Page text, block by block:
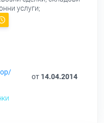
услуги;
от 14.04.2014